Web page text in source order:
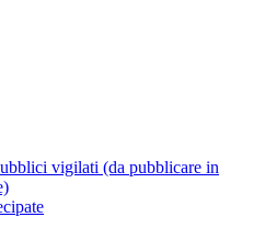
vigilati (da pubblicare in